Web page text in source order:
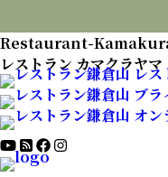
Restaurant-
レストラン カマクラヤマ